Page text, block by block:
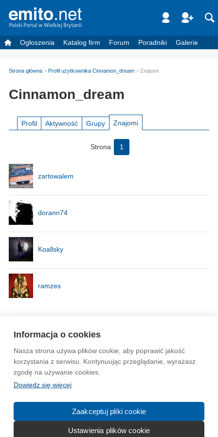
Informacja o cookies
Nasza strona używa plików cookie, aby poprawić jakość
korzystania z serwisu. Kontynuując przeglądanie, wyrażasz
zgodę na używanie cookies.
Dowiedz się więcej
Zaakceptuj pliki cookie
Ustawienia plików cookie
Ogłoszenia Katalog firm Forum Poradniki Galerie
Strona główna Profil użytkownika Cinnamon_dream Znajomi
Cinnamon_dream
Profil Aktywność Grupy Znajomi
Strona 1
zartowalem
dorann74
Koallsky
ramzes
Wytyczne dla społeczności Regulamin Prywatność
Reklama Kontakt